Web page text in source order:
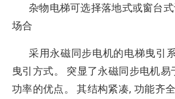
杂物电梯可选择落地式或窗台
场合
采用永磁同步电机的电梯曳引
曳引方式。 突显了永磁同步电机易
功率的优点。 其结构紧凑, 功能齐